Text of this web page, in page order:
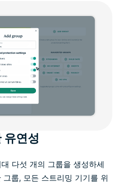
유연성
다섯 개의 그룹을 생성하세
룹, 모든 스트리밍 기기를 위